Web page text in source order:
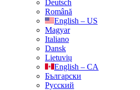
Deutsch
Română
English – US
Magyar
Italiano
Dansk
Lietuvių
English – CA
Български
Русский